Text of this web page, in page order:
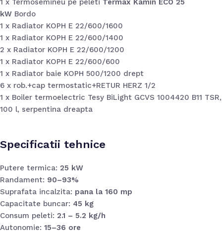
1 x Termosemineu pe peleti Termax Kamin ECO 25
kW Bordo
1 x Radiator KOPH E 22/600/1600
1 x Radiator KOPH E 22/600/1400
2 x Radiator KOPH E 22/600/1200
1 x Radiator KOPH E 22/600/600
1 x Radiator baie KOPH 500/1200 drept
6 x rob.+cap termostatic+RETUR HERZ 1/2
1 x Boiler termoelectric Tesy BiLight GCVS 1004420 B11 TSR,
100 l, serpentina dreapta
Specificatii tehnice
Putere termica: 25 kW
Randament: 90–93%
Suprafata incalzita: pana la 160 mp
Capacitate buncar: 45 kg
Consum peleti: 2.1 – 5.2 kg/h
Autonomie: 15–36 ore